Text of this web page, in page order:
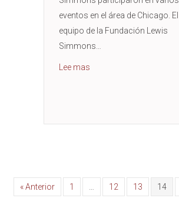
eventos en el área de Chicago. El
equipo de la Fundación Lewis
Simmons…
Lee mas
« Anterior 1 12 13 14